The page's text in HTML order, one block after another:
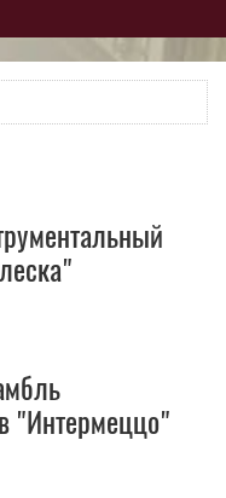
"Интермеццо"